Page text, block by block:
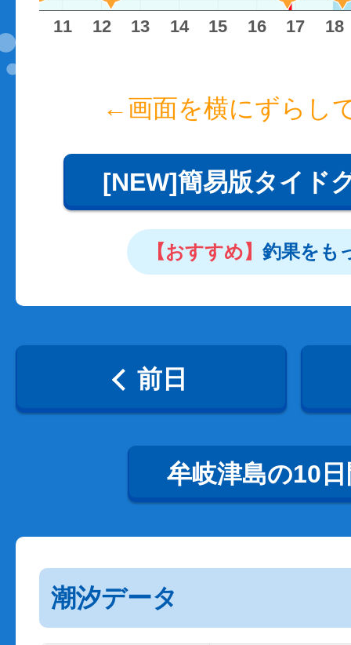
11 12 13 14 15 16 17 18
←画面を横にずらし
[NEW]簡易版タイド
【おすすめ】 釣果をも
前日
牟岐津島の10
潮汐データ